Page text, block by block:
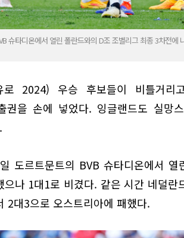
슈타디온에서 열린 폴란드와의 D조 조별리그 최종 3차전에
로 2024) 우승 후보들이 비틀거리
권을 손에 넣었다. 잉글랜드도 실망
도르트문트의 BVB 슈타디온에서 열
나 1대1로 비겼다. 같은 시간 네덜란
2대3으로 오스트리아에 패했다.